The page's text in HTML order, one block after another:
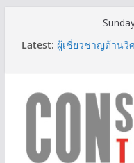
Latest: ผู้เชี่ยวชาญด้านวิ
มาตรฐานตั้งแต่ก
เติบโต 377% ชี้ดี
BCT Expo
Construction &
ก่อสร้างและเหมื
ลลิล พร็อพเพอร์ตี้